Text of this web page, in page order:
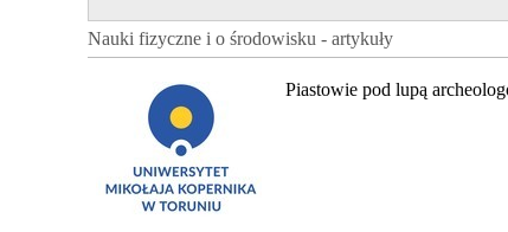
Nauki fizyczne i o środowisku - artykuły
Piastowie pod lupą